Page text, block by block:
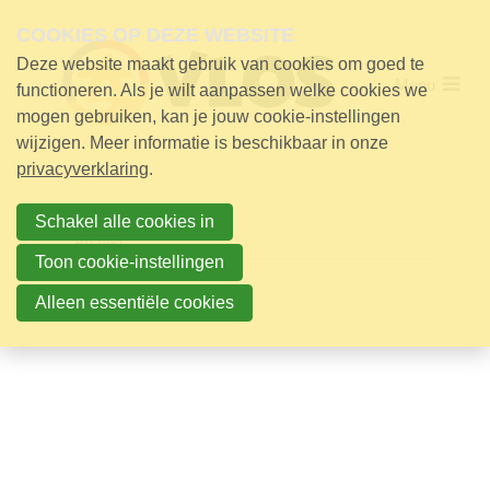
links
Jump
to
navigation
Jump
to
main
Menu
Archief
2026
2025
Over VLOS
Werking
Nieuws
25 jaar VLOS
Aanmelden voor de nieuwsbrief
Contact
COOKIES OP DEZE WEBSITE
Deze website maakt gebruik van cookies om goed te
functioneren. Als je wilt aanpassen welke cookies we
mogen gebruiken, kan je jouw cookie-instellingen
wijzigen. Meer informatie is beschikbaar in onze
privacyverklaring.
Schakel alle cookies in
Toon cookie-instellingen
Alleen essentiële cookies